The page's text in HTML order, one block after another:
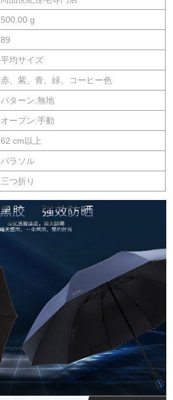
500.00 g
89
平均サイズ
赤、紫、青、緑、コーヒー色
パターン:無地
オープン:手動
62 cm以上
パラソル
三つ折り